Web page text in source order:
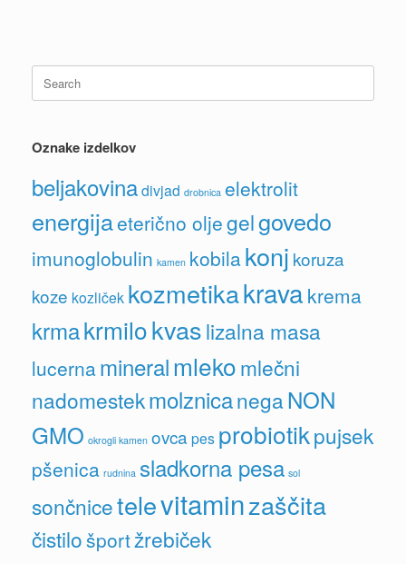
Search
for:
Oznake izdelkov
beljakovinadivjad drobnica elektrolit
energijaeterično oljegelgovedo
imunoglobulin kamen kobilakonj koruza
koze kozliček kozmetikakrava krema
krmakrmilokvaslizalna masa
lucernamineralmlekomlečni
nadomestekmolznicanegaNON
GMO okrogli kamen ovca pes probiotikpujsek
pšenica rudnina sladkorna pesa sol
sončnicetelevitaminzaščita
čistilošportžrebiček